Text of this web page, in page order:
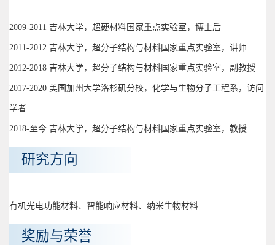
2009-2011 吉林大学，超硬材料国家重点实验室，博士后
2011-2012 吉林大学，超分子结构与材料国家重点实验室，讲师
2012-2018 吉林大学，超分子结构与材料国家重点实验室，副教授
2017-2020 美国加州大学洛杉矶分校，化学与生物分子工程系，访问
学者
2018-至今 吉林大学，超分子结构与材料国家重点实验室，教授
研究方向
有机光电功能材料、智能响应材料、纳米生物材料
奖励与荣誉